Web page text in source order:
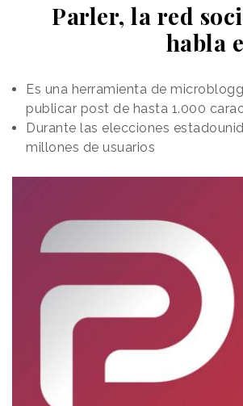
Parler, la red
habla
Es una herramienta de
publicar post de hasta 1.000
Durante las elecciones
millones de usuarios